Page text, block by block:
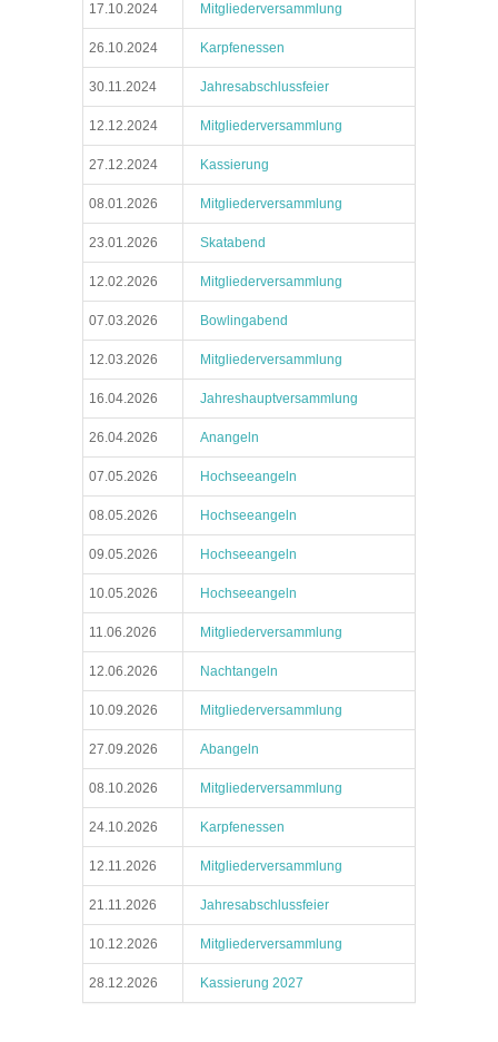
17.10.2024 Mitgliederversammlung
26.10.2024 Karpfenessen
30.11.2024 Jahresabschlussfeier
12.12.2024 Mitgliederversammlung
27.12.2024 Kassierung
08.01.2026 Mitgliederversammlung
23.01.2026 Skatabend
12.02.2026 Mitgliederversammlung
07.03.2026 Bowlingabend
12.03.2026 Mitgliederversammlung
16.04.2026 Jahreshauptversammlung
26.04.2026 Anangeln
07.05.2026 Hochseeangeln
08.05.2026 Hochseeangeln
09.05.2026 Hochseeangeln
10.05.2026 Hochseeangeln
11.06.2026 Mitgliederversammlung
12.06.2026 Nachtangeln
10.09.2026 Mitgliederversammlung
27.09.2026 Abangeln
08.10.2026 Mitgliederversammlung
24.10.2026 Karpfenessen
12.11.2026 Mitgliederversammlung
21.11.2026 Jahresabschlussfeier
10.12.2026 Mitgliederversammlung
28.12.2026 Kassierung 2027